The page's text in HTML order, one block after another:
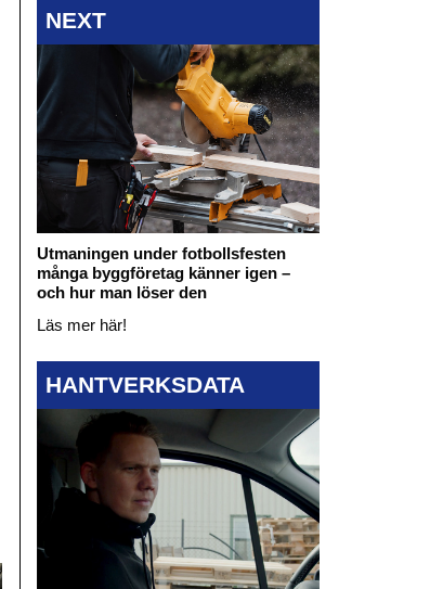
NEXT
Utmaningen under fotbollsfesten
många byggföretag känner igen –
och hur man löser den
Läs mer här!
HANTVERKSDATA